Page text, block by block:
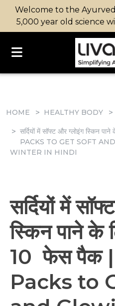
Welcome to the
5,000 year old science
HOME HEALTHY BODY
सर्दियों में सॉफ्ट और ग्लोइंग स्किन
PACKS TO GET SOFT
WINTER IN HINDI
सर्दियों में
स्किन पाने के
10 फेस पैक
Packs to